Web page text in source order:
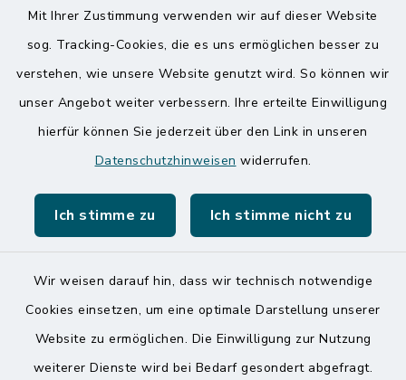
Mit Ihrer Zustimmung verwenden wir auf dieser Website
sog. Tracking-Cookies, die es uns ermöglichen besser zu
verstehen, wie unsere Website genutzt wird. So können wir
unser Angebot weiter verbessern. Ihre erteilte Einwilligung
hierfür können Sie jederzeit über den Link in unseren
Datenschutzhinweisen widerrufen.
Ich stimme zu Ich stimme nicht zu
Wir weisen darauf hin, dass wir technisch notwendige
Cookies einsetzen, um eine optimale Darstellung unserer
Website zu ermöglichen. Die Einwilligung zur Nutzung
weiterer Dienste wird bei Bedarf gesondert abgefragt.
Nationalpark Wattenmeer
Kontakt
Barrierefreiheit
Impressum
Sitemap